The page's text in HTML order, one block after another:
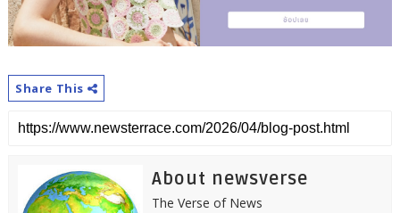
Share This
About newsverse
The Verse of News